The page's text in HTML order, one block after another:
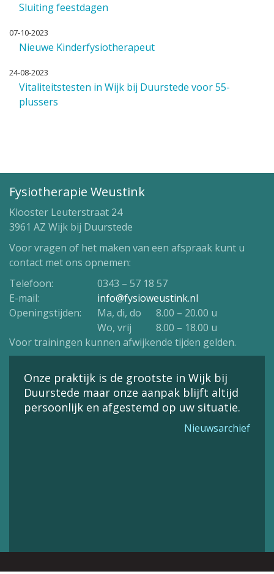
Sluiting feestdagen
07-10-2023
Nieuwe Kinderfysiotherapeut
24-08-2023
Vitaliteitstesten in Wijk bij Duurstede voor 55-
plussers
Fysiotherapie Weustink
Klooster Leuterstraat 24
3961 AZ Wijk bij Duurstede
Voor vragen of het maken van een afspraak kunt u
contact met ons opnemen:
Telefoon:
0343 – 57 18 57
E-mail:
info@fysioweustink.nl
Openingstijden:
Ma, di, do
8.00 – 20.00 u
Wo, vrij
8.00 – 18.00 u
Voor trainingen kunnen afwijkende tijden gelden.
Onze praktijk is de grootste in Wijk bij
Duurstede maar onze aanpak blijft altijd
persoonlijk en afgestemd op uw situatie.
Nieuwsarchief